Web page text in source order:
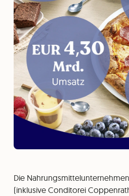
Die
(inklusive Conditorei